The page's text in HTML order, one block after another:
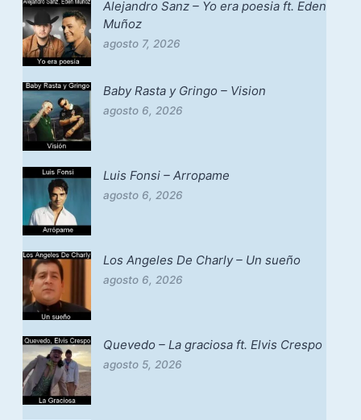
Alejandro Sanz – Yo era poesia ft. Eden
Muñoz
agosto 7, 2026
Baby Rasta y Gringo – Vision
agosto 6, 2026
Luis Fonsi – Arropame
agosto 6, 2026
Los Angeles De Charly – Un sueño
agosto 6, 2026
Quevedo – La graciosa ft. Elvis Crespo
agosto 5, 2026